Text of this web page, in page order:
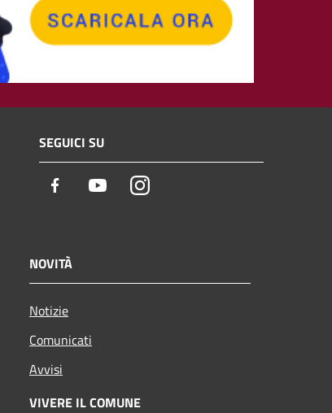
SEGUICI SU
Facebook YoutubeInstagram
NOVITÀ
Notizie
Comunicati
Avvisi
VIVERE IL COMUNE